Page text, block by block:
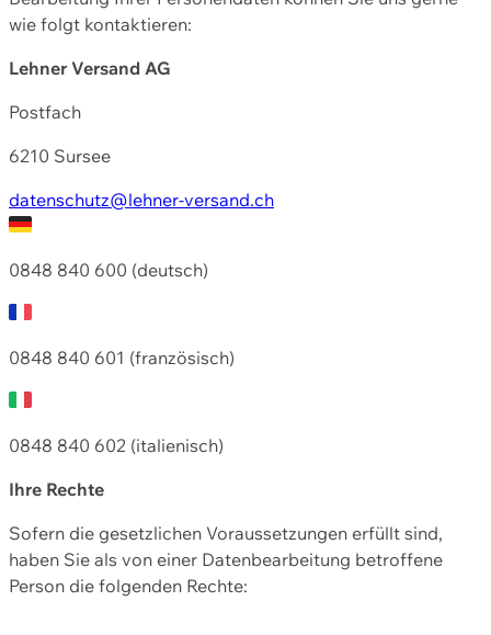
wie folgt kontaktieren:
Lehner Versand AG
Postfach
6210 Sursee
datenschutz@lehner-versand.ch
0848 840 600 (deutsch)
0848 840 601 (französisch)
0848 840 602 (italienisch)
Ihre Rechte
Sofern die gesetzlichen Voraussetzungen erfüllt sind,
haben Sie als von einer Datenbearbeitung betroffene
Person die folgenden Rechte: